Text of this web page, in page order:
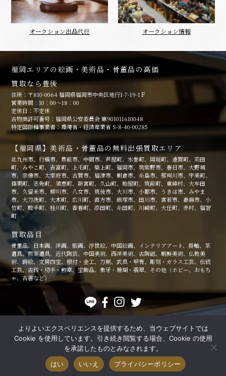
オークション出品代行 オークション情報
福岡エリアの絵画・美術品・骨董品の高価
買取なら豊後
住所：〒810-0064 福岡県福岡市中央区地行1-7-19-1Ｆ
営業時間：10：00～18：00
定休日：不定休
古物商許可番号：福岡県公安委員会 第901011610048
特定国際種事業者：環境省・経済産業省 S-8-40-00285
【福岡県】美術品・骨董品の無料出張買取エリア
北九州市、行橋市、豊前市、中間市、芦屋町、水巻町、岡垣町、遠賀町、苅田
町、みやこ町、吉富町、上毛町、築上町、福岡市、筑紫野市、春日市、大野城
市、宗像市、太宰府市、古賀市、福津市、朝倉市、糸島市、那珂川市、宇美町、
篠栗町、志免町、須恵町、新宮町、久山町、粕屋町、筑前町、東峰村、大牟田
市、久留米市、柳川市、八女市、筑後市、大川市、小郡市、うきは市、みやま
市、大刀洗町、大木町、広川町、直方市、飯塚市、田川市、宮若市、嘉麻市、小
竹町、鞍手町、桂川町、香春町、添田町、糸田町、川崎町、大任町、赤村、福智
町
買取品目
骨董品、日本画、洋画、版画、浮世絵、中国絵画、インテリアアート、掛軸、茶
道具、煎茶道具、近代陶芸、中国美術、西洋美術、古陶磁、朝鮮美術、仏教美
術、蒔絵、文房四宝、根付・金工、刀剣、武具・甲冑、彫刻・ガラス工芸、伝統
工芸、古銭・切手・勲章、宝飾品、象牙・珊瑚・翡翠、その他（ホビー、おもち
ゃ、古書など）
個人情報保護方針
特定商取引法に関する記述
© 福岡の絵画・美術品・骨董品の高価買取なら美術品店「豊後」
よりよいエクスペリエンスを提供するため、当ウェブサイトでは
Cookie を使用しています。引き続き閲覧する場合、Cookie の使用
を承諾したものとみなされます。
はい
いいえ プライバシーポリシー